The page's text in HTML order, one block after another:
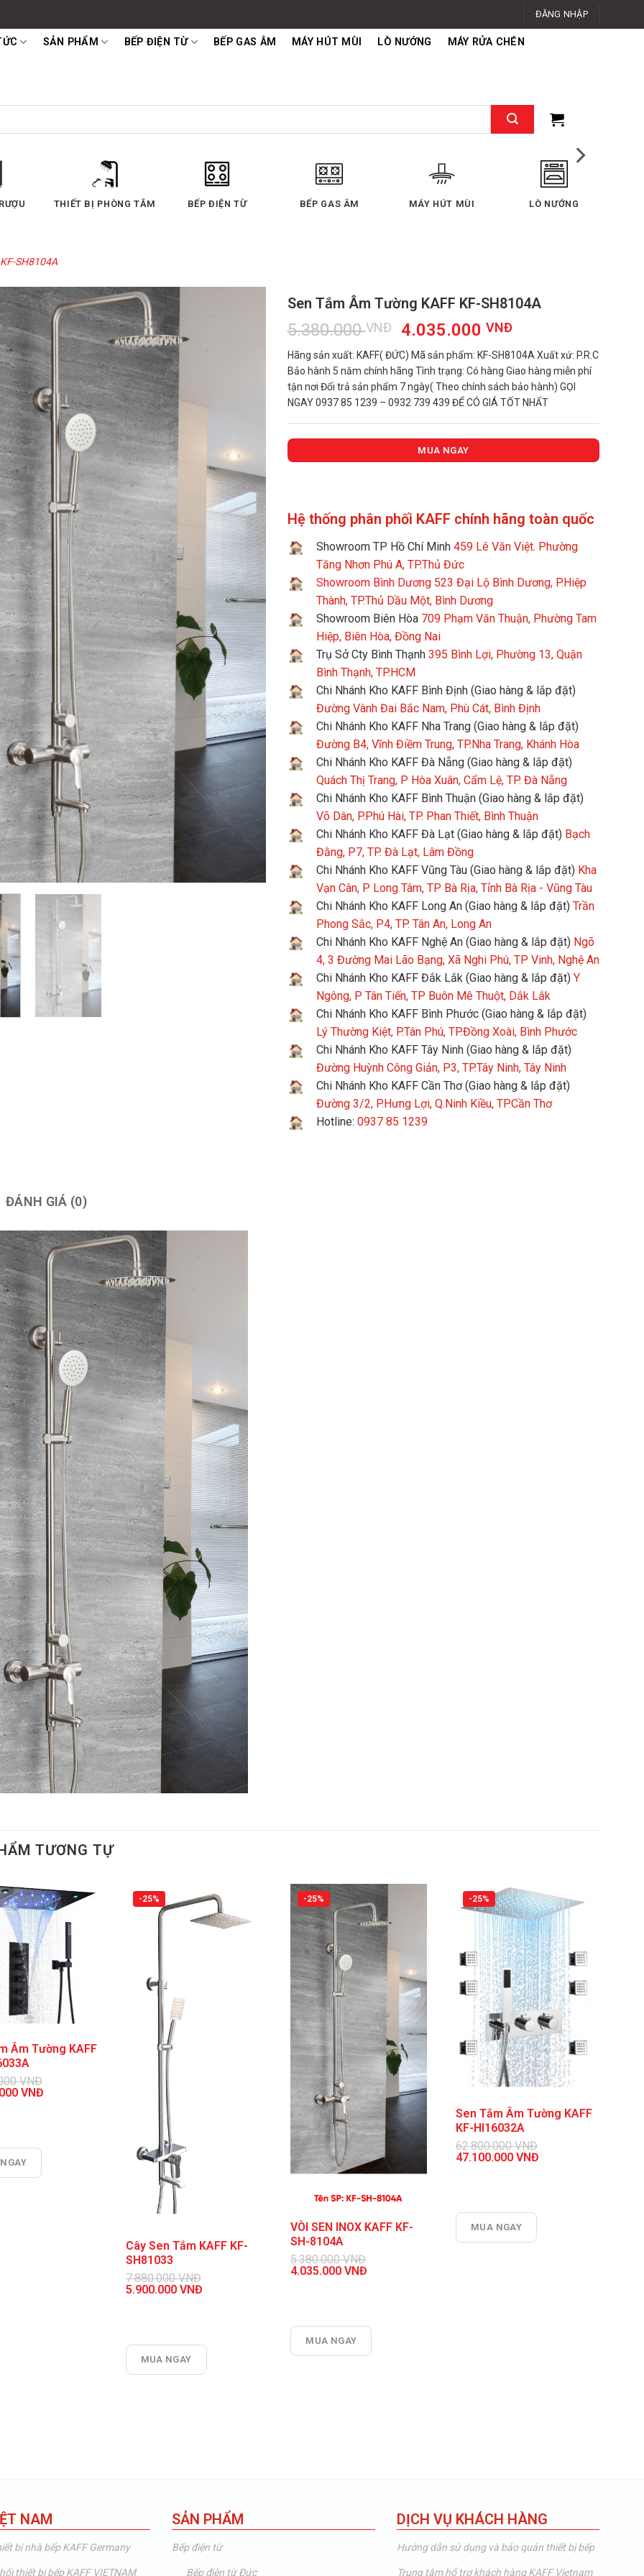
ĐĂNG NHẬP
SẢN PHẨM BẾP ĐIỆN TỪ BẾP GAS ÂM MÁY HÚT MÙI LÒ NƯỚNG MÁY RỬA CHÉN
BẾP ĐIỆN TỪ BẾP GAS ÂM MÁY HÚT MÙI LÒ NƯỚNG
THIẾT BỊ PHÒNG TẮM
SH8104A
Sen Tắm Âm Tường KAFF KF-SH8104A
5.380.000VNĐ
Giá
gốc
là:
5.380.000 VNĐ.
4.035.000 VNĐGiá
hiện
tại
là:
4.035.000 VNĐ.
Hãng sản xuất: KAFF( ĐỨC) Mã sản phẩm: KF-SH8104A Xuất xứ: P.R.C
Bảo hành 5 năm chính hãng Tình trạng: Có hàng Giao hàng miễn phí
tận nơi Đổi trả sản phẩm 7 ngày( Theo chính sách bảo hành) GỌI
NGAY 0937 85 1239 – 0932 739 439 ĐỂ CÓ GIÁ TỐT NHẤT
MUA NGAY
Hệ thống phân phối KAFF chính hãng toàn quốc
Showroom TP Hồ Chí Minh 459 Lê Văn Việt. Phường
Tăng Nhơn Phú A, TP.Thủ Đức
Showroom Bình Dương 523 Đại Lộ Bình Dương, P.Hiệp
Thành, TP.Thủ Dầu Một, Bình Dương
Showroom Biên Hòa 709 Phạm Văn Thuận, Phường Tam
Hiệp, Biên Hòa, Đồng Nai
Trụ Sở Cty Bình Thạnh 395 Bình Lợi, Phường 13, Quận
Bình Thạnh, TP.HCM
Chi Nhánh Kho KAFF Bình Định (Giao hàng & lắp đặt)
Đường Vành Đai Bắc Nam, Phù Cát, Bình Định
Chi Nhánh Kho KAFF Nha Trang (Giao hàng & lắp đặt)
Đường B4, Vĩnh Điềm Trung, TP.Nha Trang, Khánh Hòa
Chi Nhánh Kho KAFF Đà Nẵng (Giao hàng & lắp đặt)
Quách Thị Trang, P Hòa Xuân, Cẩm Lệ, TP. Đà Nẵng
Chi Nhánh Kho KAFF Bình Thuận (Giao hàng & lắp đặt)
Võ Dân, P.Phú Hài, TP. Phan Thiết, Bình Thuận
Chi Nhánh Kho KAFF Đà Lạt (Giao hàng & lắp đặt) Bạch
Đằng, P7, TP. Đà Lạt, Lâm Đồng
Chi Nhánh Kho KAFF Vũng Tàu (Giao hàng & lắp đặt) Kha
Vạn Cân, P Long Tâm, TP Bà Rịa, Tỉnh Bà Rịa - Vũng Tàu
Chi Nhánh Kho KAFF Long An (Giao hàng & lắp đặt) Trần
Phong Sắc, P4, TP. Tân An, Long An
Chi Nhánh Kho KAFF Nghệ An (Giao hàng & lắp đặt) Ngõ
4, 3 Đường Mai Lão Bạng, Xã Nghi Phú, TP Vinh, Nghệ An
Chi Nhánh Kho KAFF Đắk Lắk (Giao hàng & lắp đặt) Y
Ngông, P Tân Tiến, TP Buôn Mê Thuột, Dắk Lắk
Chi Nhánh Kho KAFF Bình Phước (Giao hàng & lắp đặt)
Lý Thường Kiệt, P.Tân Phú, TP.Đồng Xoài, Bình Phước
Chi Nhánh Kho KAFF Tây Ninh (Giao hàng & lắp đặt)
Đường Huỳnh Công Giản, P3, TP.Tây Ninh, Tây Ninh
Chi Nhánh Kho KAFF Cần Thơ (Giao hàng & lắp đặt)
Đường 3/2, P.Hưng Lợi, Q.Ninh Kiều, TP.Cần Thơ
Hotline: 0937 85 1239
ĐÁNH GIÁ (0)
TƯƠNG TỰ
Âm Tường KAFF
VNĐ
VNĐ
VNĐ.
-25%
Cây Sen Tắm KAFF KF-
SH81033
7.880.000VNĐ
Giá
5.900.000 VNĐ
5.900.000 VNĐ.
MUA NGAY
-25%
VÒI SEN INOX KAFF KF-
SH-8104A
5.380.000VNĐ
Giá
4.035.000VNĐ
4.035.000 VNĐ.
MUA NGAY
-25%
Sen Tắm Âm Tường KAFF
KF-HI16032A
62.800.000VNĐ
Giá
47.100.000VNĐ
47.100.000 VNĐ.
MUA NGAY
NAM
bị nhà bếp KAFF Germany
thiết bị bếp KAFF VIETNAM
SẢN PHẨM
Bếp điện từ
Bếp điện từ Đức
DỊCH VỤ KHÁCH HÀNG
Hướng dẫn sử dụng và bảo quản thiết bị bếp
Trung tâm hổ trợ khách hàng KAFF Vietnam